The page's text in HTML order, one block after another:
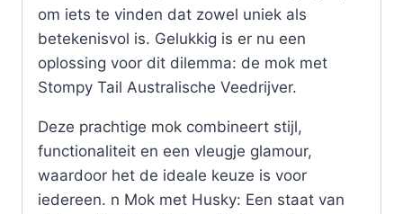
om iets te vinden dat zowel uniek als
betekenisvol is. Gelukkig is er nu een
oplossing voor dit dilemma: de mok met
Stompy Tail Australische Veedrijver.
Deze prachtige mok combineert stijl,
functionaliteit en een vleugje glamour,
waardoor het de ideale keuze is voor
iedereen. n Mok met Husky: Een staat van